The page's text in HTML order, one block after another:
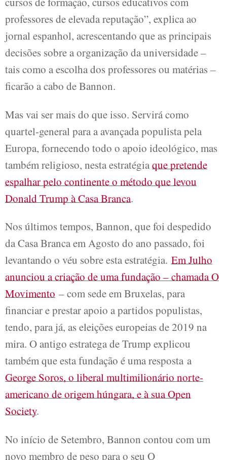
professores de elevada reputação”, explica ao
jornal espanhol, acrescentando que as principais
decisões sobre a organização da universidade –
tais como a escolha dos professores ou matérias –
ficarão a cabo de Bannon.
Mas vai ser mais do que isso. Servirá como
quartel-general para a avançada populista pela
Europa, fornecendo todo o apoio ideológico, mas
também religioso, nesta estratégiaque pretende
espalhar pelo continente o método que levou
Donald Trump à Casa Branca.
Nos últimos tempos, Bannon, que foi despedido
da Casa Branca em Agosto do ano passado, foi
levantando o véu sobre esta estratégia. Em Julho
anunciou a criação de uma fundação – chamada O
Movimento – com sede em Bruxelas, para
financiar e prestar apoio a partidos populistas,
tendo, para já, as eleições europeias de 2019 na
mira. O antigo estratega de Trump explicou
também que esta fundação é uma resposta a
George Soros, o liberal multimilionário norte-
americano de origem húngara, e à sua Open
Society.
No início de Setembro, Bannon contou com um
novo membro de peso para o seu O